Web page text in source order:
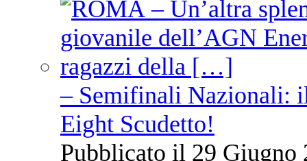
– Semifinali Nazionali:
Eight Scudetto!
Pubblicato il 29 Giugno